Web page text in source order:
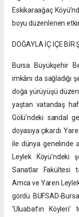
Eskikaraağaç
boyu düzenlenen
DOĞAYLA İÇ İÇE BİR
Bursa Büyükşehir
imkânı da sağladığı
doğa yürüyüşü
yaştan vatandaş
Gölü’ndeki sandal
doyasıya çıkardı.
ile dünya genelinde
Leylek Köyü’ndeki
Sanatlar Fakültesi
Amca ve Yaren
gördü. BUFSAD-
‘Uluabat’ın